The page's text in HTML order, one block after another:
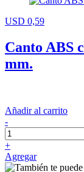
USD 0,59
Canto ABS
mm.
Añadir al carrito
-
+
Agregar